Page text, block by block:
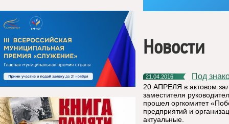
Новости
21.04.2016 Под
20 АПРЕЛЯ в актовом
заместителя
прошел оргкомитет
предприятий и
актуальные.